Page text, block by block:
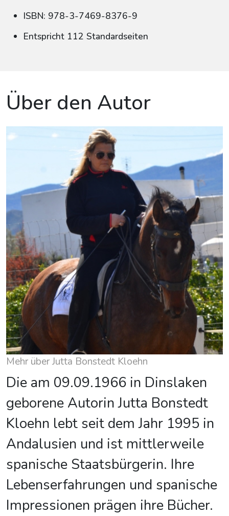
ISBN: 978-3-7469-8376-9
Entspricht 112 Standardseiten
Über den Autor
Mehr über Jutta Bonstedt Kloehn
Die am 09.09.1966 in Dinslaken
geborene Autorin Jutta Bonstedt
Kloehn lebt seit dem Jahr 1995 in
Andalusien und ist mittlerweile
spanische Staatsbürgerin. Ihre
Lebenserfahrungen und spanische
Impressionen prägen ihre Bücher.